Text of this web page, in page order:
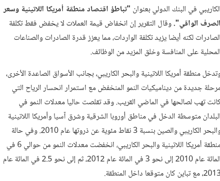
في البنك الدولي بعنوان "تباطؤ اقتصاد منطقة أمريكا اللاتينية وسعر
الواقي".وقال التقرير إن انخفاض قيمة العملات لا يخفض فقط تكلفة
لكنه أيضا يزيد تكلفة الواردات، مما يعزز قدرة الصادرات والصناعات
على المنافسة وخلق المزيد من الوظائف.
منطقة أمريكا اللاتينية والبحر الكاريبي، بجانب الأسواق الصاعدة الأخرى،
جديدة من ديناميكيات النمو المنخفض مع استمرار انحسار الرياح التي
تهب لصالحها في الماضي القريب. وقد تقلصت حاليا معدلات النمو في
متوسطة الدخل في مناطق أوروبا الشرقية وشرق آسيا وأمريكا اللاتينية
والبحر الكاريبي والصين بنسبة 3 نقاط مئوية عن ذروتها عام 2010. وفي حالة
منطقة أمريكا اللاتينية والبحر الكاريبي، انخفضت معدلات النمو من حوالي 6 في
المائة عام 2010 إلى نحو 3 في المائة عام 2012، ثم إلى نحو 2.5 في المائة عام
تباين كان متوقعا داخل المنطقة.